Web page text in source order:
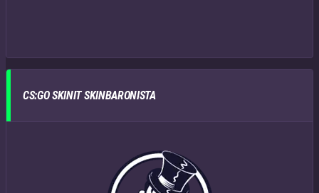
CS:GO SKINIT SKINBARONISTA